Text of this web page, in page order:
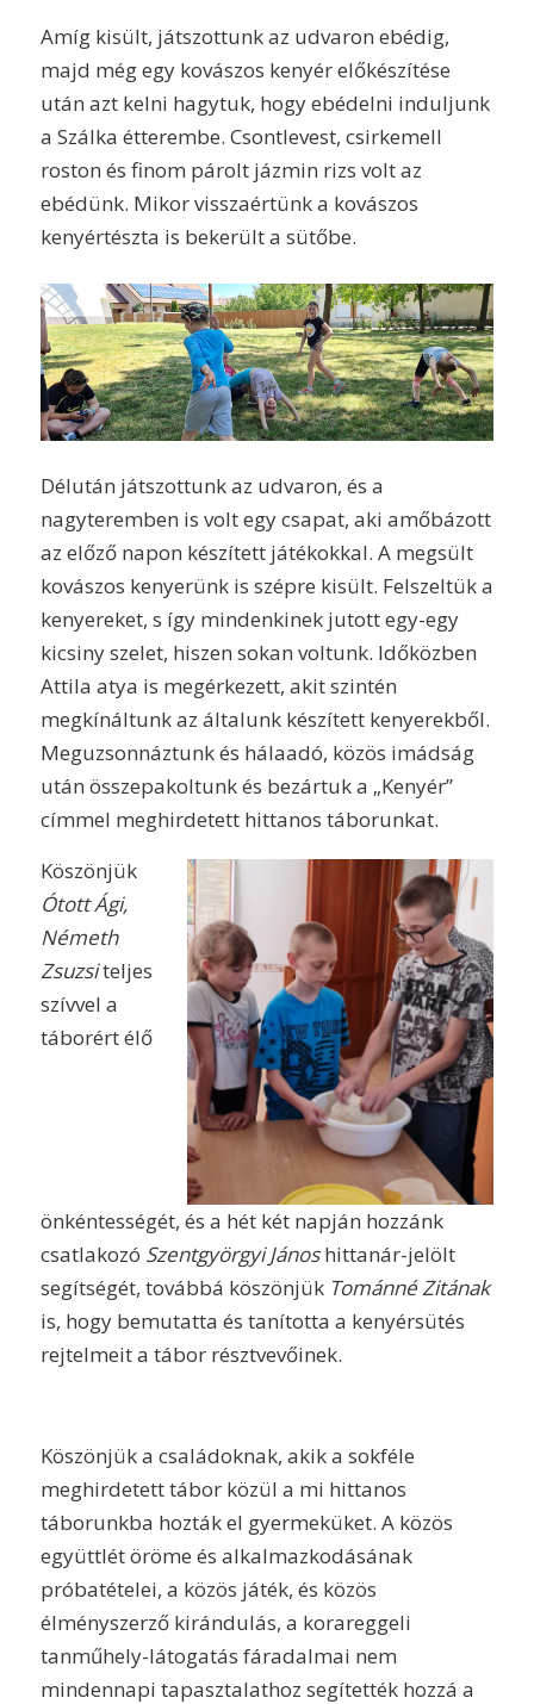
Amíg kisült, játszottunk az udvaron ebédig,
majd még egy kovászos kenyér előkészítése
után azt kelni hagytuk, hogy ebédelni induljunk
a Szálka étterembe. Csontlevest, csirkemell
roston és finom párolt jázmin rizs volt az
ebédünk. Mikor visszaértünk a kovászos
kenyértészta is bekerült a sütőbe.
Délután játszottunk az udvaron, és a
nagyteremben is volt egy csapat, aki amőbázott
az előző napon készített játékokkal. A megsült
kovászos kenyerünk is szépre kisült. Felszeltük a
kenyereket, s így mindenkinek jutott egy-egy
kicsiny szelet, hiszen sokan voltunk. Időközben
Attila atya is megérkezett, akit szintén
megkínáltunk az általunk készített kenyerekből.
Meguzsonnáztunk és hálaadó, közös imádság
után összepakoltunk és bezártuk a „Kenyér”
címmel meghirdetett hittanos táborunkat.
Köszönjük
Ótott Ági,
Németh
Zsuzsiteljes
szívvel a
táborért élő
önkéntességét, és a hét két napján hozzánk
csatlakozó Szentgyörgyi Jánoshittanár-jelölt
segítségét, továbbá köszönjük Tománné Zitának
is, hogy bemutatta és tanította a kenyérsütés
rejtelmeit a tábor résztvevőinek.
Köszönjük a családoknak, akik a sokféle
meghirdetett tábor közül a mi hittanos
táborunkba hozták el gyermeküket. A közös
együttlét öröme és alkalmazkodásának
próbatételei, a közös játék, és közös
élményszerző kirándulás, a korareggeli
tanműhely-látogatás fáradalmai nem
mindennapi tapasztalathoz segítették hozzá a